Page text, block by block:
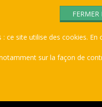
ce site utilise des cookies.
sur la façon de